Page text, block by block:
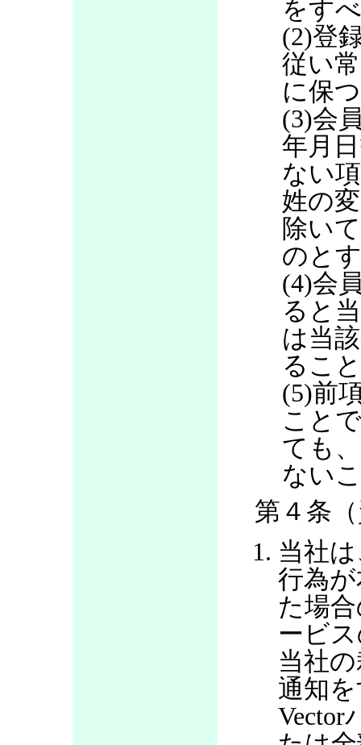
をす
(2)登
従い
に保
(3)会
年月
ない
姓の
除い
のと
(4)会
ると
は当
るこ
(5)前
こと
ても
ない
第４条
当社
行為
た場
ービ
当社
通知
Vector